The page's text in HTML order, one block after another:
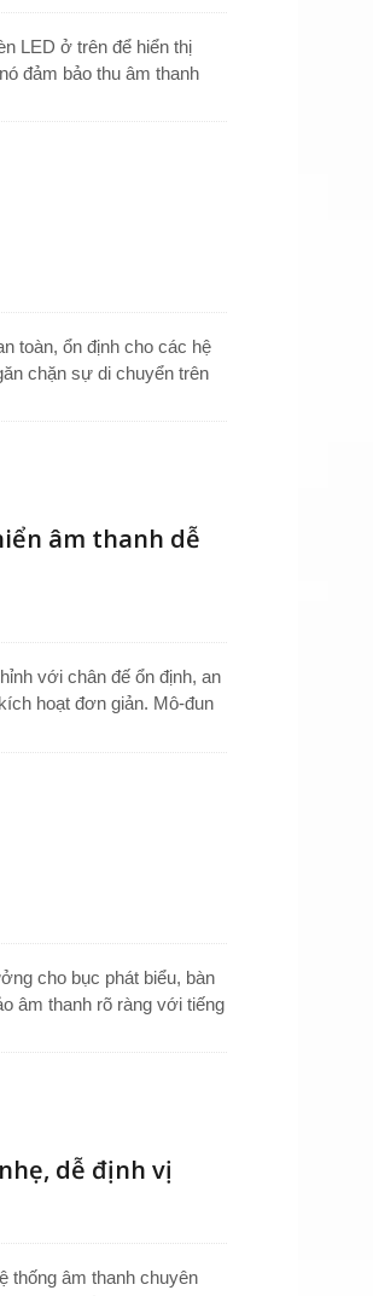
LED ở trên để hiển thị
đảm bảo thu âm thanh
Được sản xuất tại Đài
toàn, ổn định cho các hệ
chặn sự di chuyển trên
nói tập trung với tiếng
âm thanh dễ
với chân đế ổn định, an
hoạt đơn giản. Mô-đun
hệ thống công cộng tại
cho bục phát biểu, bàn
âm thanh rõ ràng với tiếng
trang bị đầu nối XLR 3
dễ định vị
thống âm thanh chuyên